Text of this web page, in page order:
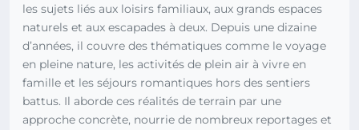
les sujets liés aux loisirs familiaux, aux grands espaces
naturels et aux escapades à deux. Depuis une dizaine
d’années, il couvre des thématiques comme le voyage
en pleine nature, les activités de plein air à vivre en
famille et les séjours romantiques hors des sentiers
battus. Il aborde ces réalités de terrain par une
approche concrète, nourrie de nombreux reportages et